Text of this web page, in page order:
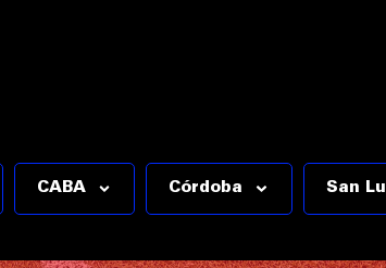
CABA Córdoba San